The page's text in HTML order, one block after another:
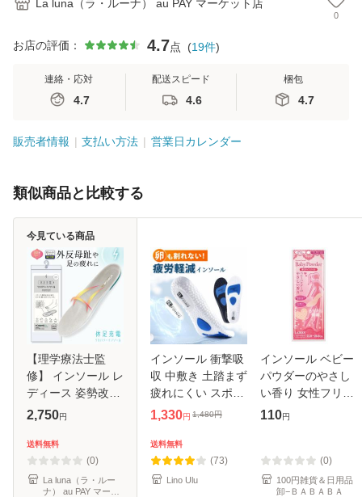
La luna（ラ・ルーナ） au PAY マーケット店
0
お店の評価： 4.7点 (19件)
連絡・応対
4.7
配送スピード
4.6
梱包
4.7
販売者情報 支払い方法 営業日カレンダー
類似商品と比較する
【理学療法士監
修】 インソール レ
ディース 姿勢改善
美姿勢 外反母趾気
ューズ 中敷き 衝撃
吸収 疲れない 立ち
仕事 ス
2,750円
送料無料
(0)
La luna（ラ・ルー
ナ） au PAY マーケ
今見ている商品
インソール 衝撃吸
収 中敷き 土踏まず
疲れにくい スポー
ツ スニーカー ラン
ズ レディース リノ
ウルインソール リ
ノウ
1,330円 1,480円
送料無料
(73)
Lino Ulu
インソール ベビー
パウダーのやさし
い香り 女性フリー
サイズ(21〜26cm)
一 100均)
110円
(0)
100円雑貨＆日用品
卸−ＢＡＢＡＢＡ